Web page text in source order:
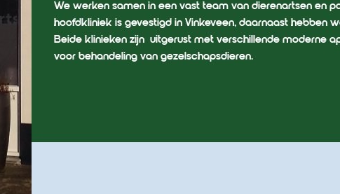
We werken samen in een vast team van dierenartsen en
hoofdkliniek is gevestigd in Vinkeveen, daarnaast hebben
Beide klinieken zijn uitgerust met verschillende moderne
voor behandeling van gezelschapsdieren.